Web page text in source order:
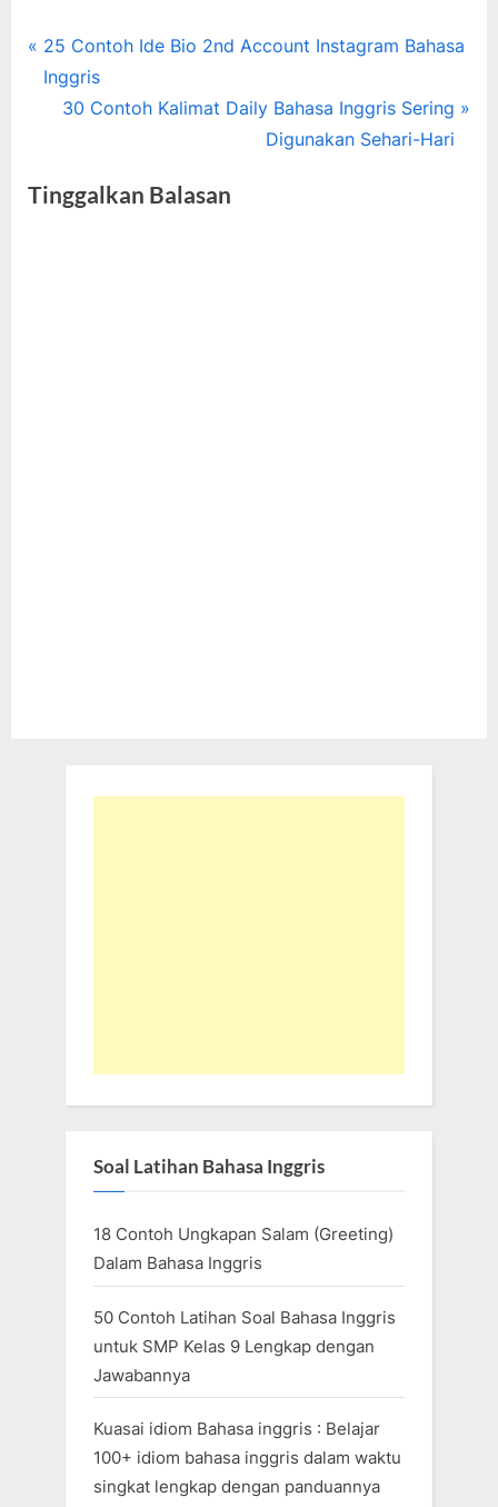
Tags:
bahasa
sehari-
bahasa
Navigasi
pos
P
r
o
25 Contoh Ide Bio 2nd Account Instagram Bahasa
Inggris
N
t
30 Contoh Kalimat Daily Bahasa Inggris Sering
Digunakan Sehari-Hari
Tinggalkan Balasan
Soal Latihan Bahasa Inggris
18 Contoh Ungkapan Salam (Greeting)
Dalam Bahasa Inggris
50 Contoh Latihan Soal Bahasa Inggris
untuk SMP Kelas 9 Lengkap dengan
Jawabannya
Kuasai idiom Bahasa inggris : Belajar
100+ idiom bahasa inggris dalam waktu
singkat lengkap dengan panduannya